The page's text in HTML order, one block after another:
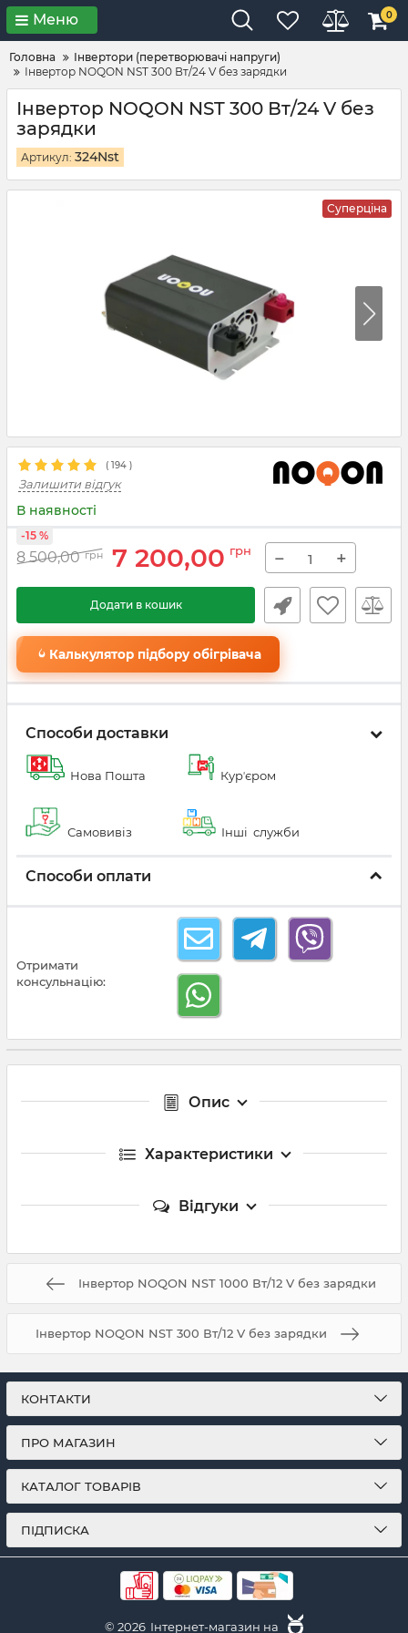
Меню 0
Головна
Інвертори (перетворювачі напруги)
Інвертор NOQON NST 300 Вт/24 V без зарядки
Інвертор NOQON NST 300 Вт/24 V без
зарядки
Артикул: 324Nst
Суперціна
( 194 )
Залишити відгук
В наявності
8 500,00 грн 7 200,00 грн
-15 %
− +
Додати в кошик
Калькулятор підбору обігрівача
Способи доставки
Нова Пошта Курʼєром
Самовивіз Інші служби
Способи оплати
Отримати
консульнацію:
Опис
Характеристики
Відгуки
Інвертор NOQON NST 1000 Вт/12 V без зарядки
Інвертор NOQON NST 300 Вт/12 V без зарядки
КОНТАКТИ
ПРО МАГАЗИН
КАТАЛОГ ТОВАРІВ
ПІДПИСКА
© 2026 Інтернет-магазин на